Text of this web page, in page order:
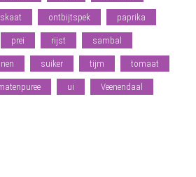
ontbijtspek paprika
prei rijst sambal
suiker tijm tomaat
ui Veenendaal